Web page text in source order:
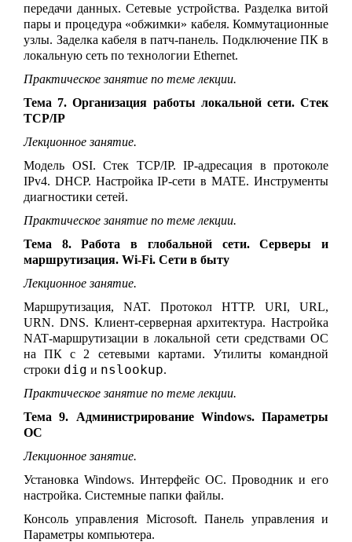
передачи данных. Сетевые устройства. Разделка витой
пары и процедура «обжимки» кабеля. Коммутационные
узлы. Заделка кабеля в патч-панель. Подключение ПК в
локальную сеть по технологии Ethernet.
Практическое занятие по теме лекции.
Тема 7. Организация работы локальной сети. Стек
TCP/IP
Лекционное занятие.
Модель OSI. Стек TCP/IP. IP-адресация в протоколе
IPv4. DHCP. Настройка IP-сети в MATE. Инструменты
диагностики сетей.
Практическое занятие по теме лекции.
Тема 8. Работа в глобальной сети. Серверы и
маршрутизация. Wi-Fi. Сети в быту
Лекционное занятие.
Маршрутизация, NAT. Протокол HTTP. URI, URL,
URN. DNS. Клиент-серверная архитектура. Настройка
NAT-маршрутизации в локальной сети средствами ОС
на ПК с 2 сетевыми картами. Утилиты командной
строки dig и nslookup.
Практическое занятие по теме лекции.
Тема 9. Администрирование Windows. Параметры
ОС
Лекционное занятие.
Установка Windows. Интерфейс ОС. Проводник и его
настройка. Системные папки файлы.
Консоль управления Microsoft. Панель управления и
Параметры компьютера.